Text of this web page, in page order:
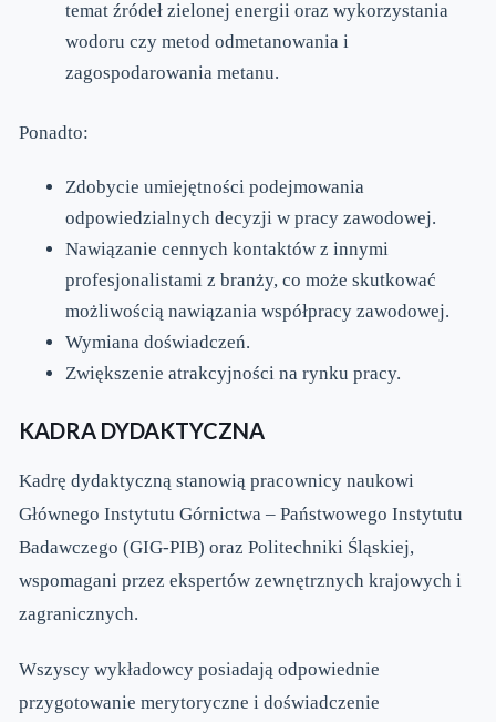
temat źródeł zielonej energii oraz wykorzystania
wodoru czy metod odmetanowania i
zagospodarowania metanu.
Ponadto:
Zdobycie umiejętności podejmowania
odpowiedzialnych decyzji w pracy zawodowej.
Nawiązanie cennych kontaktów z innymi
profesjonalistami z branży, co może skutkować
możliwością nawiązania współpracy zawodowej.
Wymiana doświadczeń.
Zwiększenie atrakcyjności na rynku pracy.
KADRA DYDAKTYCZNA
Kadrę dydaktyczną stanowią pracownicy naukowi
Głównego Instytutu Górnictwa – Państwowego Instytutu
Badawczego (GIG-PIB) oraz Politechniki Śląskiej,
wspomagani przez ekspertów zewnętrznych krajowych i
zagranicznych.
Wszyscy wykładowcy posiadają odpowiednie
przygotowanie merytoryczne i doświadczenie